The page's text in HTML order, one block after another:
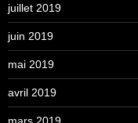
juillet 2019
juin 2019
mai 2019
avril 2019
mars 2019